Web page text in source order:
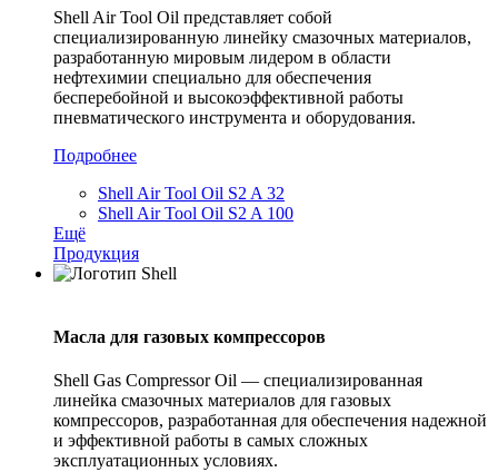
Shell Air Tool Oil представляет собой
специализированную линейку смазочных материалов,
разработанную мировым лидером в области
нефтехимии специально для обеспечения
бесперебойной и высокоэффективной работы
пневматического инструмента и оборудования.
Подробнее
Shell Air Tool Oil S2 A 32
Shell Air Tool Oil S2 A 100
Ещё
Продукция
Масла для газовых компрессоров
Shell Gas Compressor Oil — специализированная
линейка смазочных материалов для газовых
компрессоров, разработанная для обеспечения надежной
и эффективной работы в самых сложных
эксплуатационных условиях.